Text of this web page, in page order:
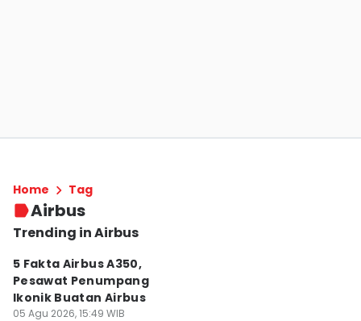
Home Tag
Airbus
Trending in Airbus
5 Fakta Airbus A350,
Pesawat Penumpang
Ikonik Buatan Airbus
05 Agu 2026, 15:49 WIB